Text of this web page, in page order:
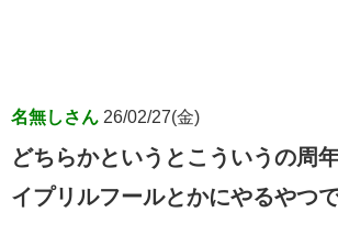
名無しさん 26/02/27(金)
どちらかというとこういうの周
イプリルフールとかにやるやつ